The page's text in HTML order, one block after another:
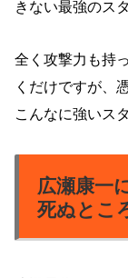
きない最強のス
全く攻撃力も持
くだけですが、
こんなに強いス
広瀬康一
死ぬとこ